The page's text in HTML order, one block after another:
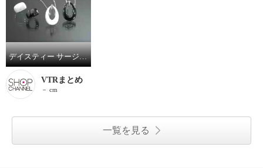
デイスティー サージカルステンレス チェーン＆ＣＺ セラミックペンダント／セラミック 幅広リング
VTRまとめ
－ cm
一覧を見る